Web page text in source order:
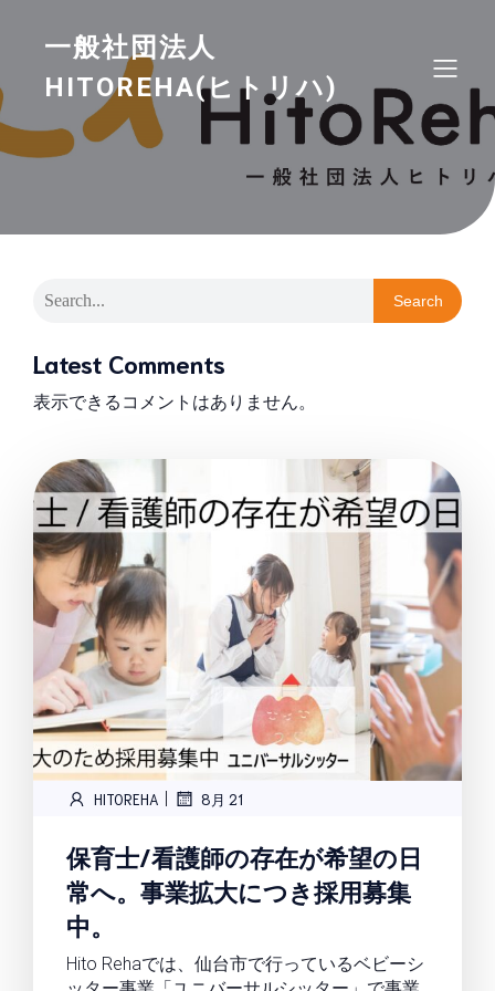
一般社団法人
HITOREHA(ヒトリハ)
Search
Latest Comments
表示できるコメントはありません。
HITOREHA | 8月 21
保育士/看護師の存在が希望の日
常へ。事業拡大につき採用募集
中。
Hito Rehaでは、仙台市で行っているベビーシ